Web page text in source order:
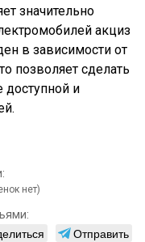
значительно
акциз
в зависимости от
позволяет сделать
доступной и
нет)
Отправить